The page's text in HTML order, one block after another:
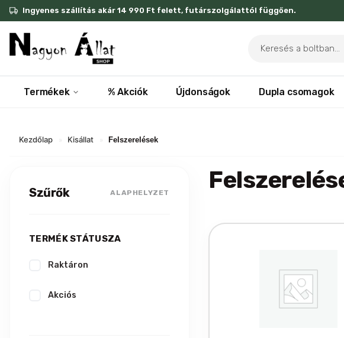
Skip
to
content
Ingyenes szállítás akár 14 990 Ft felett, futárszolgálattól függően.
search
Termékek % Akciók Újdonságok Dupla csomagok
Kezdőlap Kisállat Felszerelések
Szűrők ALAPHELYZET
TERMÉK STÁTUSZA
Raktáron
Akciós